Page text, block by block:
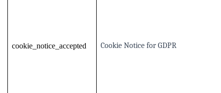
cookie_notice_accepted Cookie Notice for GDPR